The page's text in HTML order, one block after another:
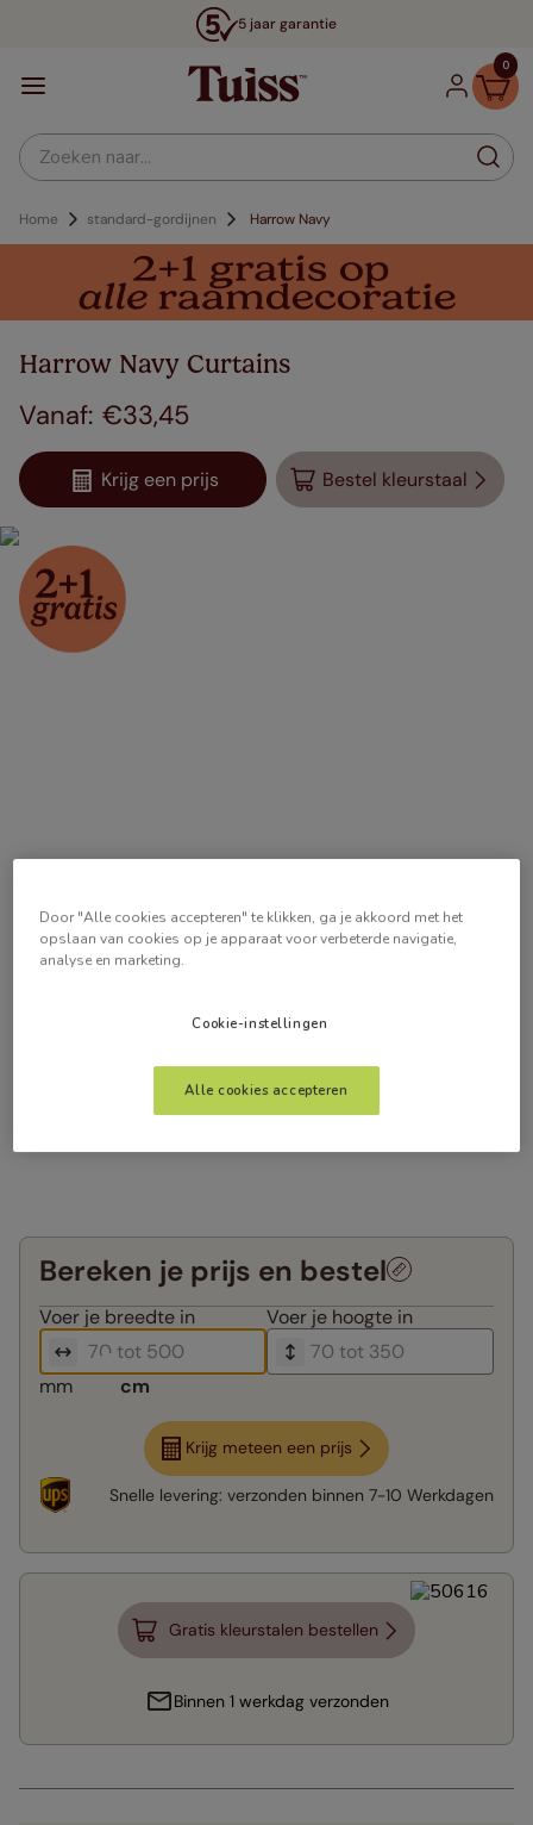
5 jaar garantie
0
Zoeken naar...
Home standard-gordijnen Harrow Navy
Harrow Navy Curtains
€33,45
Krijg een prijs Bestel kleurstaal
Bereken je prijs en bestel
Voer je breedte in Voer je hoogte in
mm cm
Krijg meteen een prijs
Snelle levering: verzonden binnen 7-10 Werkdagen
Gratis kleurstalen bestellen
Binnen 1 werkdag verzonden
Door "Alle cookies accepteren" te klikken, ga je akkoord met het
opslaan van cookies op je apparaat voor verbeterde navigatie,
analyse en marketing.
Cookie-instellingen
Alle cookies accepteren